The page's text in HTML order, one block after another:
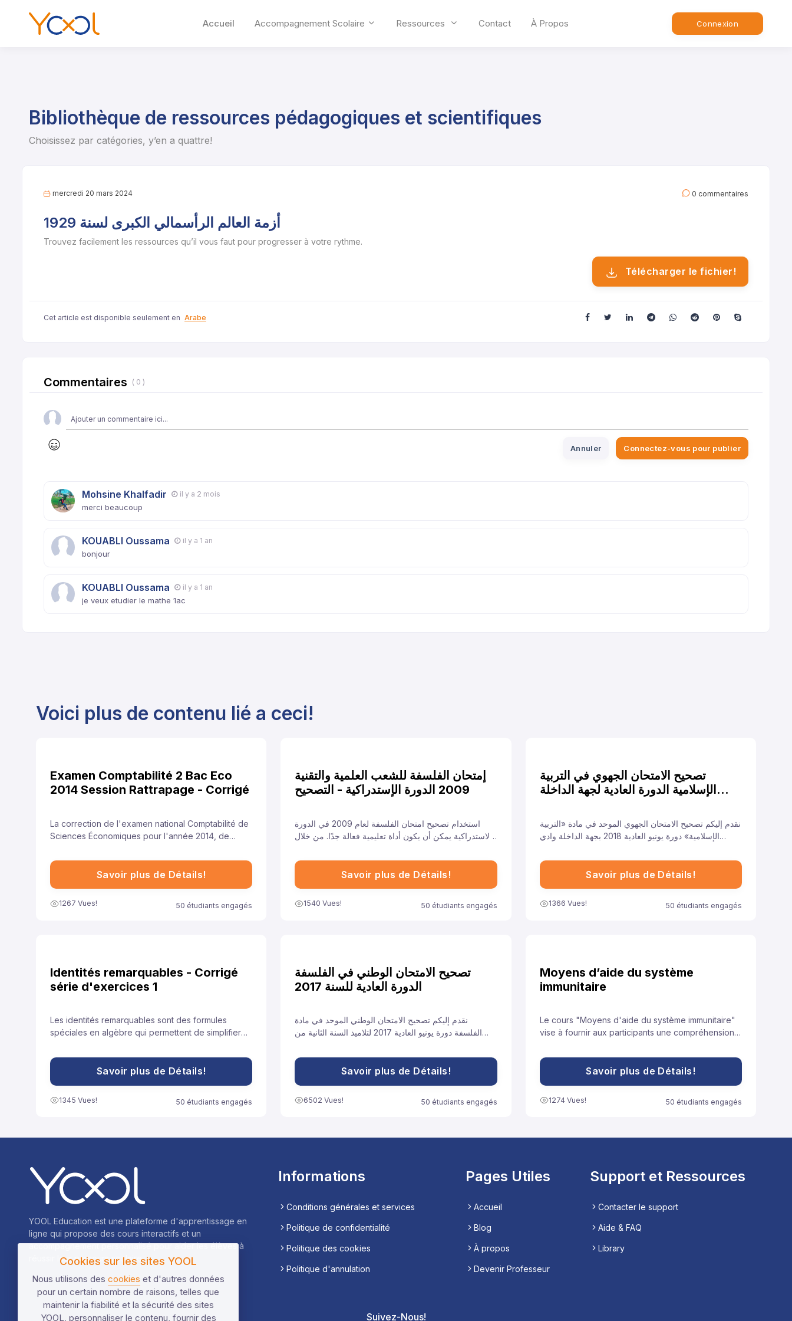
Accueil Accompagnement Scolaire Ressources Contact À Propos Connexion
Bibliothèque de ressources pédagogiques et scientifiques
Choisissez par catégories, y’en a quattre!
mercredi 20 mars 2024 0 commentaires
أزمة العالم الرأسمالي الكبرى لسنة 1929
Trouvez facilement les ressources qu’il vous faut pour progresser à votre rythme.
Télécharger le fichier!
Cet article est disponible seulement en Arabe
Commentaires ( 0 )
Annuler Connectez-vous pour publier
Mohsine Khalfadir il y a 2 mois
merci beaucoup
KOUABLI Oussama il y a 1 an
bonjour
KOUABLI Oussama il y a 1 an
je veux etudier le mathe 1ac
Voici plus de contenu lié a ceci!
Examen Comptabilité 2 Bac Eco
2014 Session Rattrapage - Corrigé
La correction de l'examen national Comptabilité de
Sciences Économiques pour l'année 2014, de
élèves à comprendre leurs erreurs et à améliorer
leurs compétences.Savoir plus de Détails!
1267 Vues! 50 étudiants engagés
إمتحان الفلسفة للشعب العلمية والتقنية
2009 الدورة الإستدراكية - التصحيح
استخدام تصحيح امتحان الفلسفة لعام 2009 في الدورة
الاستدراكية يمكن أن يكون أداة تعليمية فعالة جدًا. من خلال
النموذجية، يمكن للطلاب تحسين أدائهم والاستعداد بشكل
أفضل للامتحانات القادمة.
Savoir plus de Détails!
1540 Vues! 50 étudiants engagés
تصحيح الامتحان الجهوي في التربية
الإسلامية الدورة العادية لجهة الداخلة
نقدم إليكم تصحيح الامتحان الجهوي الموحد في مادة «التربية
الإسلامية» دورة يونيو العادية 2018 بجهة الداخلة وادي
الأدبية العلمية والتقنية، ونهدف من خلال توفيرنا لهذا النموذج
إلى مساعدة تلاميذ على الاستعداد الجيد لخوض غمار
Savoir plus de Détails!
1366 Vues! 50 étudiants engagés
Identités remarquables - Corrigé
série d'exercices 1
Les identités remarquables sont des formules
spéciales en algèbre qui permettent de simplifier
souvent utilisées pour développer des expressions
ou résoudre des équations plus facilement.
Savoir plus de Détails!
1345 Vues! 50 étudiants engagés
تصحيح الامتحان الوطني في الفلسفة
الدورة العادية للسنة 2017
نقدم إليكم تصحيح الامتحان الوطني الموحد في مادة
الفلسفة دورة يونيو العادية 2017 لتلاميذ السنة الثانية من
النموذج إلى مساعدة تلاميذ السنة الثانية باكالوريا آداب على
Savoir plus de Détails!
6502 Vues! 50 étudiants engagés
Moyens d’aide du système
immunitaire
Le cours "Moyens d'aide du système immunitaire"
vise à fournir aux participants une compréhension
peuvent être adoptées pour renforcer le système
immunitaire et promouvoir la santé globale.
Savoir plus de Détails!
1274 Vues! 50 étudiants engagés
YOOL Education est une plateforme d'apprentissage en
ligne qui propose des cours interactifs et un
accompagnement personnalisé pour aider les élèves à
réussir leur parcours scolaire.
Informations
Conditions générales et services
Politique de confidentialité
Politique des cookies
Politique d'annulation
Pages Utiles
Accueil
Blog
À propos
Devenir Professeur
Support et Ressources
Contacter le support
Aide & FAQ
Library
Suivez-Nous!
Cookies sur les sites YOOL
Nous utilisons des cookies et d'autres données
pour un certain nombre de raisons, telles que
maintenir la fiabilité et la sécurité des sites
YOOL, personnaliser le contenu, fournir des